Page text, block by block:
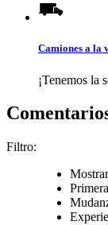
Camiones a la
¡Tenemos la
Filtro: